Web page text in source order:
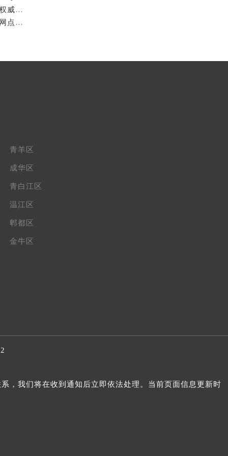
成都萧邦官方售后服务中心｜完整维修地址及售后电话权威信息公示（2026年7月最新）
亲身探访成都萧邦官方售后服务中心｜服务热线及全部网点地址（2026年7月最新）
青羊区
成华区
青白江区
温江区
郫都区
金牛区
，我们将在收到通知后立即依法处理。当前页面信息更新时